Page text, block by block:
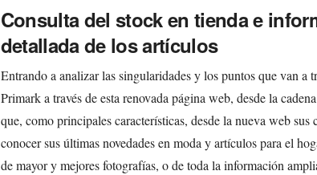
Consulta del stock en tienda e
detallada de los artículos
Entrando a analizar las singularidades y los puntos que van a
Primark a través de esta renovada página web, desde la
que, como principales características, desde la nueva web sus
conocer sus últimas novedades en moda y artículos para el
de mayor y mejores fotografías, o de toda la información